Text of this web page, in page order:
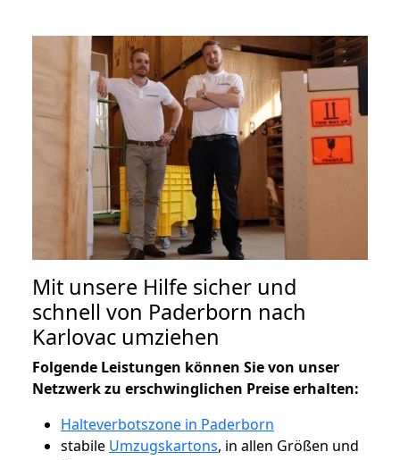
Mit unsere Hilfe sicher und
schnell von Paderborn nach
Karlovac umziehen
Folgende Leistungen können Sie von unser
Netzwerk zu erschwinglichen Preise erhalten:
Halteverbotszone in Paderborn
stabile Umzugskartons, in allen Größen und